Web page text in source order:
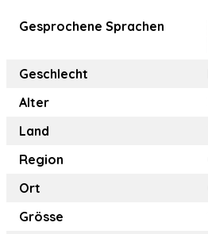
Gesprochene Sprachen
Geschlecht
Alter
Land
Region
Ort
Grösse